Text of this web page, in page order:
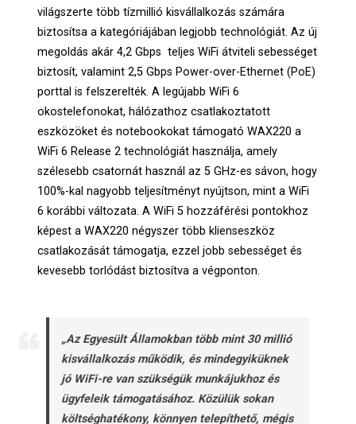
világszerte több tízmillió kisvállalkozás számára
biztosítsa a kategóriájában legjobb technológiát. Az új
megoldás akár 4,2 Gbps teljes WiFi átviteli sebességet
biztosít, valamint 2,5 Gbps Power-over-Ethernet (PoE)
porttal is felszerelték. A legújabb WiFi 6
okostelefonokat, hálózathoz csatlakoztatott
eszközöket és notebookokat támogató WAX220 a
WiFi 6 Release 2 technológiát használja, amely
szélesebb csatornát használ az 5 GHz-es sávon, hogy
100%-kal nagyobb teljesítményt nyújtson, mint a WiFi
6 korábbi változata. A WiFi 5 hozzáférési pontokhoz
képest a WAX220 négyszer több klienseszköz
csatlakozását támogatja, ezzel jobb sebességet és
kevesebb torlódást biztosítva a végponton.
„Az Egyesült Államokban több mint 30 millió
kisvállalkozás működik, és mindegyiküknek
jó WiFi-re van szükségük munkájukhoz és
ügyfeleik támogatásához. Közülük sokan
költséghatékony, könnyen telepíthető, mégis